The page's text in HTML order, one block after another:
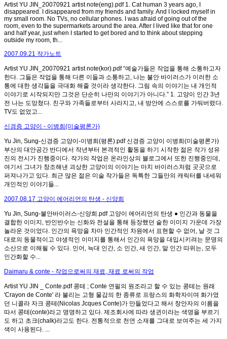
Artist YU JIN_20070921 artist note(eng).pdf 1. Cat human 3 years ago, I
disappeared. I disappeared from my friends and family. And I locked myself in
my small room. No TVs, no cellular phones. I was afraid of going out of the
room, even to the supermarkets around the area. After I lived like that for one
and half year, just when I started to get bored and to think about stepping
outside my room, th...
2007.09.21 작가노트
Artist YU JIN_20070921 artist note(kor).pdf “예술가들은 작업을 통해 소통하고자
한다. 그들은 작업을 통해 다른 이들과 소통하고, 나는 불안 바이러스가 이러한 소
통에 대한 생각들을 극대화 해줄 것이라 생각한다. 그림 속의 이야기는 내 개인적
이야기로 시작되지만 그것은 단순히 나만의 이야기가 아니다.” 1. 고양이 인간 3년
전 나는 도망쳤다. 친구와 가족들로부터 사라지고, 내 방안에 스스로를 가둬버렸다.
TV도 없었고...
신경증 고양이 - 이병희(미술평론가)
Yu Jin, Sung-신경증 고양이-이병희(평론).pdf 신경증 고양이 이병희(미술평론가)
부산의 대안공간 반디에서 작년부터 본격적인 활동을 하기 시작한 젊은 작가 성유
진의 전시가 진행중이다. 작가의 작업은 온라인상의 블로그에서 또한 진행중인데,
여기서 그녀가 창조해낸 괴상한 고양이의 이야기는 마치 바이러스처럼 곳곳으로
퍼져나가고 있다. 최근 많은 젊은 미술 작가들은 독특한 그들만의 캐릭터를 내세워
개인적인 이야기들...
2007.08.17 고양이 에어리언의 탄생 - 신양희
Yu Jin, Sung-불안바이러스-신양희.pdf 고양이 에어리언의 탄생 ● 인간과 동물을
결합한 이미지, 반인반수는 신화와 전설을 통해 등장했던 숱한 이미지 가운데 가장
놀라운 것이었다. 인간의 욕망을 차마 인간적인 차원에서 표현할 수 없어, 날 것 그
대로의 동물적이고 야생적인 이미지를 통해서 인간의 욕망을 대입시키려는 문명의
소산으로 이해될 수 있다. 인어, 늑대 인간, 소 인간, 새 인간, 말 인간 따위는, 모두
인간화할 수...
Daimaru & conte - 작업으로써의 재료, 재료 로써의 작업
Artist YU JIN _ Conte.pdf 콩테 ; Conte 연필의 원조라고 할 수 있는 콩테는 원래
'Crayon de Conte' 라 불리는 고형 물감의 한 종류로 프랑스의 화학자이며 화가였
던 니콜라 자크 콩테(Nicolas Jcques Conte)가 만들었다고 해서 창안자의 이름을
따서 콩테(conte)라고 명명하고 있다. 제조회사에 따라 생귄이라는 색명을 부르기
도 하고 초크(chalk)라고도 한다. 전통적으로 천연 소재를 그대로 보여주는 세 가지
색이 사용된다. ...